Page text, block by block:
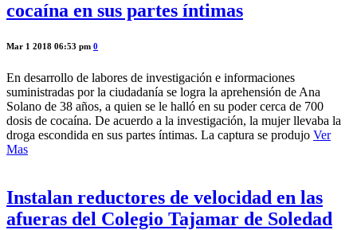
cocaína en sus partes íntimas
Mar 1 2018 06:53 pm 0
En desarrollo de labores de investigación e informaciones
suministradas por la ciudadanía se logra la aprehensión de Ana
Solano de 38 años, a quien se le halló en su poder cerca de 700
dosis de cocaína. De acuerdo a la investigación, la mujer llevaba la
droga escondida en sus partes íntimas. La captura se produjo Ver
Mas
Instalan reductores de velocidad en las
afueras del Colegio Tajamar de Soledad